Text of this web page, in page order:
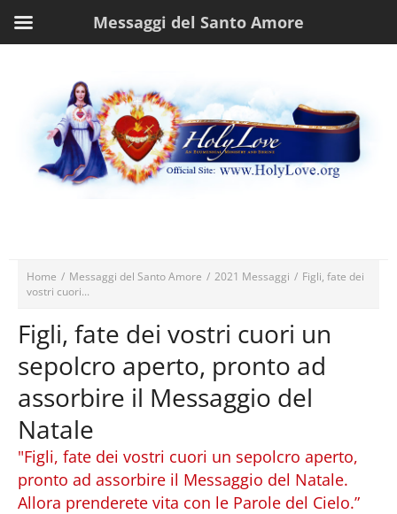
Home / Messaggi del Santo Amore / 2021 Messaggi / Figli, fate dei
vostri cuori...
Figli, fate dei vostri cuori un
sepolcro aperto, pronto ad
assorbire il Messaggio del
Natale
"Figli, fate dei vostri cuori un sepolcro aperto,
pronto ad assorbire il Messaggio del Natale.
Allora prenderete vita con le Parole del Cielo.”
Messaggi del Santo Amore